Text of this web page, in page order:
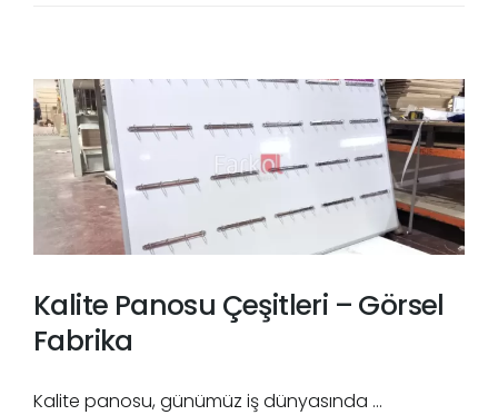
Kalite Panosu Çeşitleri – Görsel
Fabrika
Kalite panosu, günümüz iş dünyasında ...